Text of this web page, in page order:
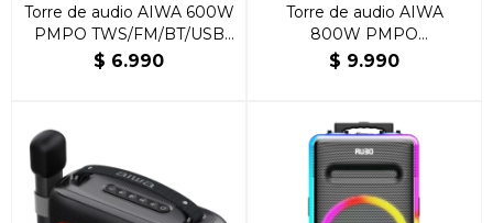
Torre de audio AIWA 600W
PMPO TWS/FM/BT/USB
AWPOH4D
$ 6.990
Torre de audio AIWA
800W PMPO
BLUETOOTH | TWS |
$ 9.990